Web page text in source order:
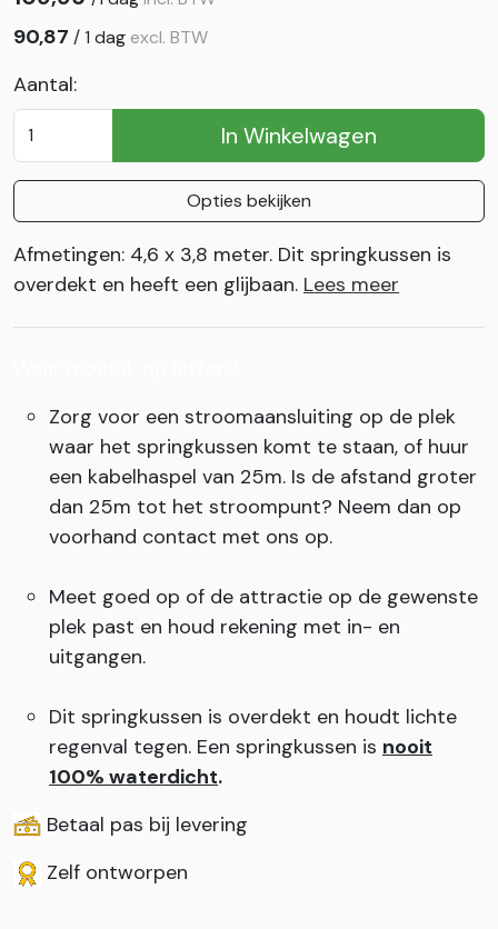
90,87 /1 dag excl. BTW
Aantal:
In Winkelwagen
Opties bekijken
Afmetingen: 4,6 x 3,8 meter. Dit springkussen is
overdekt en heeft een glijbaan. Lees meer
Zorg voor een stroomaansluiting op de plek
waar het springkussen komt te staan, of huur
een kabelhaspel van 25m. Is de afstand groter
dan 25m tot het stroompunt? Neem dan op
voorhand contact met ons op.
Meet goed op of de attractie op de gewenste
plek past en houd rekening met in- en
uitgangen.
Dit springkussen is overdekt en houdt lichte
regenval tegen. Een springkussen is nooit
100% waterdicht.
Betaal pas bij levering
Zelf ontworpen